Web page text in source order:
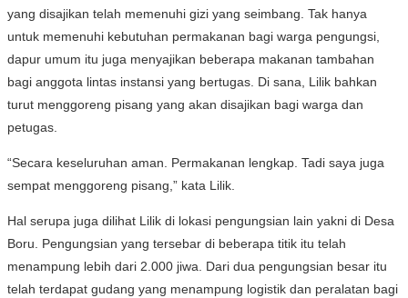
yang disajikan telah memenuhi gizi yang seimbang. Tak hanya
untuk memenuhi kebutuhan permakanan bagi warga pengungsi,
dapur umum itu juga menyajikan beberapa makanan tambahan
bagi anggota lintas instansi yang bertugas. Di sana, Lilik bahkan
turut menggoreng pisang yang akan disajikan bagi warga dan
petugas.
“Secara keseluruhan aman. Permakanan lengkap. Tadi saya juga
sempat menggoreng pisang,” kata Lilik.
Hal serupa juga dilihat Lilik di lokasi pengungsian lain yakni di Desa
Boru. Pengungsian yang tersebar di beberapa titik itu telah
menampung lebih dari 2.000 jiwa. Dari dua pengungsian besar itu
telah terdapat gudang yang menampung logistik dan peralatan bagi